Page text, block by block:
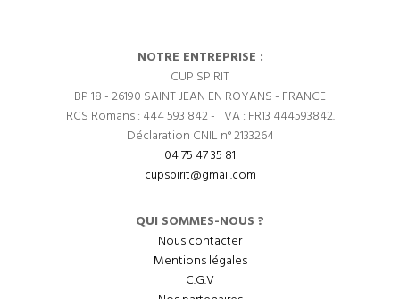
NOTRE ENTREPRISE :
CUP SPIRIT
BP 18 - 26190 SAINT JEAN EN ROYANS - FRANCE
RCS Romans : 444 593 842 - TVA : FR13 444593842.
Déclaration CNIL n° 2133264
04 75 47 35 81
cupspirit@gmail.com
QUI SOMMES-NOUS ?
Nous contacter
Mentions légales
C.G.V